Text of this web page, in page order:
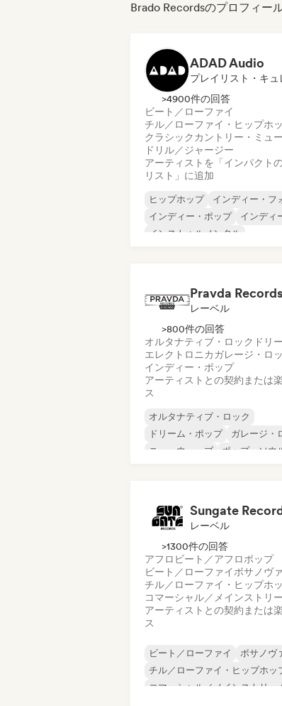
Brado Recordsのプロフィー
ADAD Audio
プレイリスト・キュ
>4900件の回答
ビート／ローファイ
チル／ローファイ・ヒップホ
クラシック カントリー・ミュ
ドリル／ジャージー
アーティストを「インパクト
リスト」に追加
ヒップホップ
インディー・フ
インディー・ポップ
インディ
インストゥルメンタル
Pravda Records
レーベル
>800件の回答
オルタナティブ・ロック ドリ
エレクトロニカガレージ・ロ
インディー・ポップ
アーティストとの契約または
ス
オルタナティブ・ロック
ドリーム・ポップ
ガレージ・
ニューウェーブ
ポップ・ソウル
Sungate
レーベル
>1300件の回答
アフロビート／アフロポップ
ビート／ローファイボサノヴァ
チル／ローファイ・ヒップホ
コマーシャル／メインストリ
アーティストとの契約または
ス
ビート／ローファイ
ボサノヴ
チル／ローファイ・ヒップホッ
コマーシャル／メインストリーム